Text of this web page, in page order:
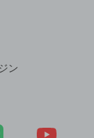
ン